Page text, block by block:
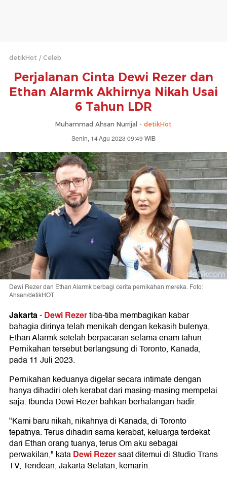
detikHot Celeb
Perjalanan Cinta Dewi Rezer dan
Ethan Alarmk Akhirnya Nikah Usai
6 Tahun LDR
Muhammad Ahsan Nurrijal - detikHot
Senin, 14 Agu 2023 09:49 WIB
Dewi Rezer dan Ethan Alarmk berbagi cerita pernikahan mereka. Foto:
Ahsan/detikHOT
Jakarta-Dewi Rezertiba-tiba membagikan kabar
bahagia dirinya telah menikah dengan kekasih bulenya,
Ethan Alarmk setelah berpacaran selama enam tahun.
Pernikahan tersebut berlangsung di Toronto, Kanada,
pada 11 Juli 2023.
Pernikahan keduanya digelar secara intimate dengan
hanya dihadiri oleh kerabat dari masing-masing mempelai
saja. Ibunda Dewi Rezer bahkan berhalangan hadir.
"Kami baru nikah, nikahnya di Kanada, di Toronto
tepatnya. Terus dihadiri sama kerabat, keluarga terdekat
dari Ethan orang tuanya, terus Om aku sebagai
perwakilan," kataDewi Rezersaat ditemui di Studio Trans
TV, Tendean, Jakarta Selatan, kemarin.